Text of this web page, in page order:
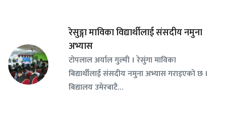
रेसुङ्गा माविका विद्यार्थीलाई संसदीय नमुना
अभ्यास
टोपलाल अर्याल गुल्मी । रेसुंगा माविका
बिद्यार्थीलाई संसदीय नमुना अभ्यास गराइएको छ ।
बिद्यालय उमेरबाटै…